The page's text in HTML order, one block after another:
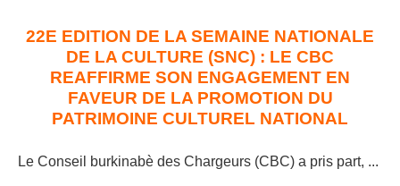
22E EDITION DE LA SEMAINE NATIONALE
DE LA CULTURE (SNC) : LE CBC
REAFFIRME SON ENGAGEMENT EN
FAVEUR DE LA PROMOTION DU
PATRIMOINE CULTUREL NATIONAL
Le Conseil burkinabè des Chargeurs (CBC) a pris part, ...